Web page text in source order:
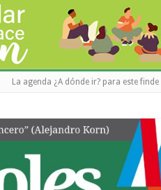
La agenda ¿A dónde ir? para este finde